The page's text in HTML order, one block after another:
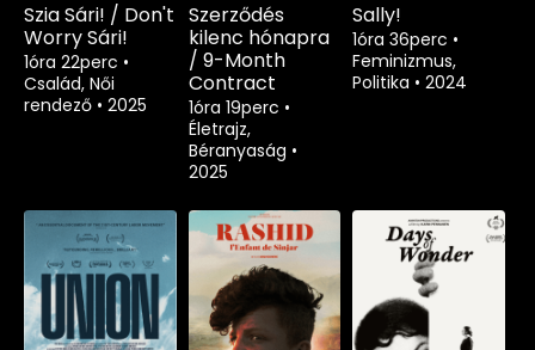
Szia Sári! / Don't
Worry Sári!
1óra 22perc •
Család, Női
rendező • 2025
Szerződés
kilenc hónapra
/ 9-Month
Contract
1óra 19perc •
Életrajz,
Béranyaság •
2025
Sally!
1óra 36perc •
Feminizmus,
Politika • 2024